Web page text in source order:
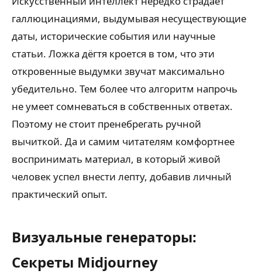
галлюцинациями, выдумывая несуществующие
даты, исторические события или научные
статьи. Ложка дёгтя кроется в том, что эти
откровенные выдумки звучат максимально
убедительно. Тем более что алгоритм напрочь
не умеет сомневаться в собственных ответах.
Поэтому не стоит пренебрегать ручной
вычиткой. Да и самим читателям комфортнее
воспринимать материал, в который живой
человек успел внести лепту, добавив личный
практический опыт.
Визуальные генераторы:
Секреты Midjourney